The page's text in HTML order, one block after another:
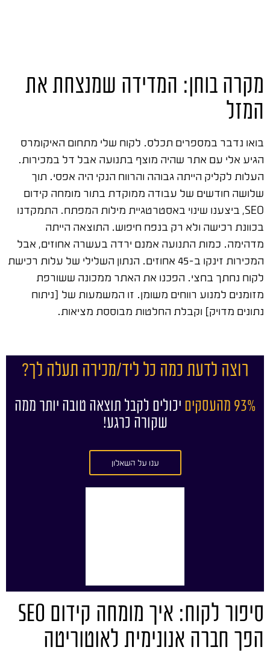
מקרה בוחן: המדידה שמנצחת את
המזל
בואו נדבר במספרים תכלס. לקוח שלי מתחום האיקומרס
הגיע אלי עם אתר שהיה מוצף בתנועה אבל דל במכירות.
העלות לקליק הייתה גבוהה והרווח הנקי היה אפסי. תוך
שלושה חודשים של עבודה ממוקדת בתור מומחה קידום
SEO, ביצענו שינוי באסטרטגיית מילות המפתח. התמקדנו
בכוונת רכישה ולא רק בנפח חיפוש. התוצאה הייתה
מדהימה. כמות התנועה אמנם ירדה בעשרה אחוזים, אבל
המכירות זינקו ב-45 אחוזים. הנתון השלילי של עלות רכישת
לקוח נחתך בחצי. הפכנו את האתר ממכונה ששורפת
מזומנים למנוע רווחים משומן. זו המשמעות של [ניתוח
נתונים מדויק] וקבלת החלטות מבוססת מציאות.
רוצה לדעת כמה כל ליד/מכירה תעלה לך?
93% מהעסקים
יכולים לקבל תוצאה טובה יותר ממה
שקורה כרגע!
ענו על השאלון
סיפור לקוח: איך מומחה קידום SEO
הפך חברה אנונימית לאוטוריטה